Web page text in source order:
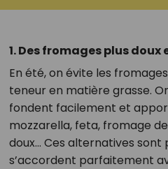
1. Des fromages plus doux
En été, on évite les
teneur en matière grasse.
fondent facilement et
mozzarella, feta, fromage
doux… Ces alternatives sont
s’accordent parfaitement